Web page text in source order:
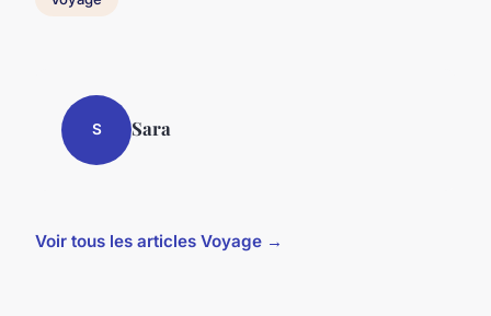
S Sara
Voir tous les articles Voyage →